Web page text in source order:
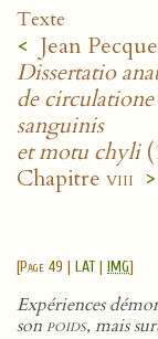
Texte
< Jean
Dissertatio
de circulatione
sanguinis
et motu chyli
Chapitre viii >
[Page 49 | LAT| IMG]
Expériences
son poids, mais